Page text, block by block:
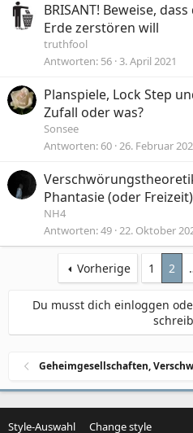
BRISANT! Beweise,
Erde zerstören will
truthfool
Antworten 56 3. April 2021
Planspiele, Lock Step
Zufall oder was?
Sonsee
Antworten 60 26. Februar
Phantasie (oder
NH4
Antworten 49 22. Oktober
Vorherige 1 2
Du musst dich einloggen
Geheimgesellschaften,
Style-Auswahl Change style